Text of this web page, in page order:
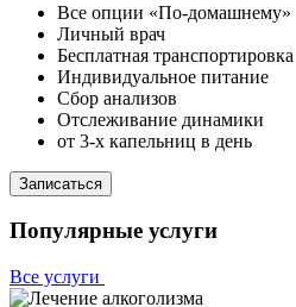
Все опции «По-домашнему»
Личный врач
Бесплатная транспортировка
Индивидуальное питание
Сбор анализов
Отслеживание динамики
от 3-х капельниц в день
Записаться
Популярные услуги
Все услуги